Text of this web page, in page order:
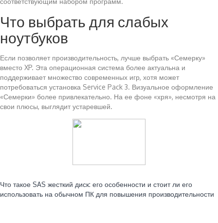
Что выбрать для слабых
ноутбуков
Если позволяет производительность, лучше выбрать «Семерку»
вместо XP. Эта операционная система более актуальна и
поддерживает множество современных игр, хотя может
потребоваться установка Service Pack 3. Визуальное оформление
«Семерки» более привлекательно. На ее фоне «хря», несмотря на
свои плюсы, выглядит устаревшей.
Что такое SAS жесткий диск: его особенности и стоит ли его
использовать на обычном ПК для повышения производительности